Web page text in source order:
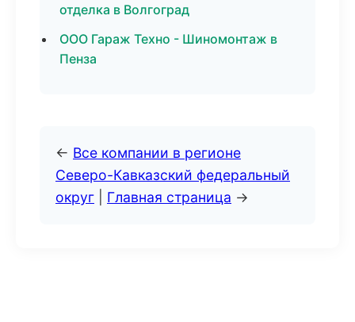
отделка в Волгоград
ООО Гараж Техно - Шиномонтаж в
Пенза
← Все компании в регионе
Северо-Кавказский федеральный
округ
Главная страница →